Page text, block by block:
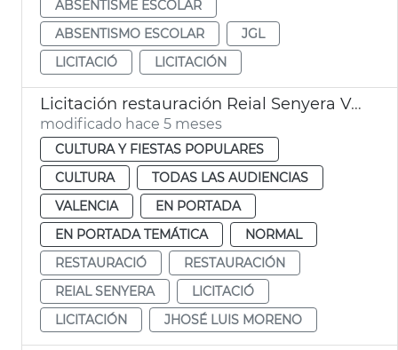
ABSENTISME ESCOLAR
ABSENTISMO ESCOLAR
JGL
LICITACIÓ
LICITACIÓN
Licitación restauración Reial Senyera València
modificado hace 5 meses
CULTURA Y FIESTAS POPULARES
CULTURA
TODAS LAS AUDIENCIAS
VALENCIA
EN PORTADA
EN PORTADA TEMÁTICA
NORMAL
RESTAURACIÓ
RESTAURACIÓN
REIAL SENYERA
LICITACIÓ
LICITACIÓN
JHOSÉ LUIS MORENO